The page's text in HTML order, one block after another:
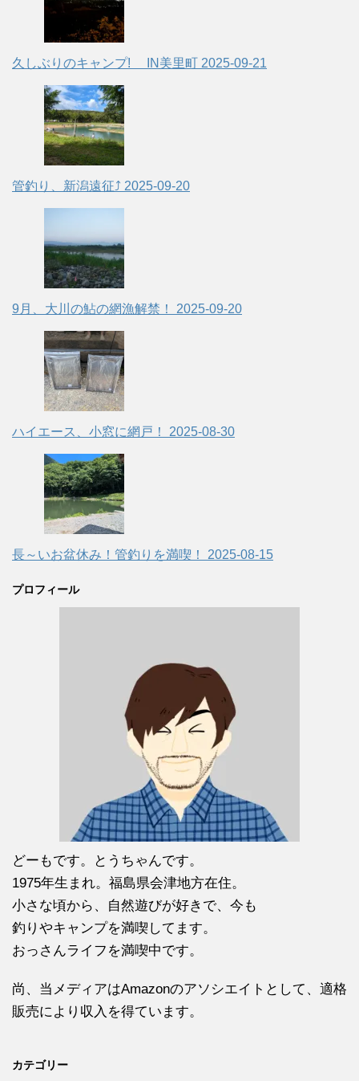
久しぶりのキャンプ! IN美里町 2025-09-21
管釣り、新潟遠征⤴ 2025-09-20
9月、大川の鮎の網漁解禁！ 2025-09-20
ハイエース、小窓に網戸！ 2025-08-30
長～いお盆休み！管釣りを満喫！ 2025-08-15
プロフィール
どーもです。とうちゃんです。
1975年生まれ。福島県会津地方在住。
小さな頃から、自然遊びが好きで、今も
釣りやキャンプを満喫してます。
おっさんライフを満喫中です。
尚、当メディアはAmazonのアソシエイトとして、適格
販売により収入を得ています。
カテゴリー